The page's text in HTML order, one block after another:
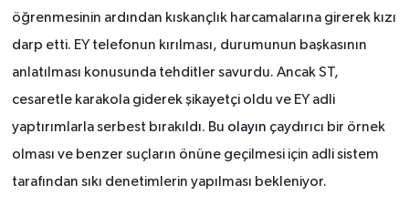
öğrenmesinin ardından kıskançlık harcamalarına girerek kızı
darp etti. EY telefonun kırılması, durumunun başkasının
anlatılması konusunda tehditler savurdu. Ancak ST,
cesaretle karakola giderek şikayetçi oldu ve EY adli
yaptırımlarla serbest bırakıldı. Bu olayın çaydırıcı bir örnek
olması ve benzer suçların önüne geçilmesi için adli sistem
tarafından sıkı denetimlerin yapılması bekleniyor.